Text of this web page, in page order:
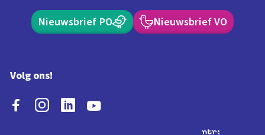
Nieuwsbrief PO Nieuwsbrief VO
Volg ons!